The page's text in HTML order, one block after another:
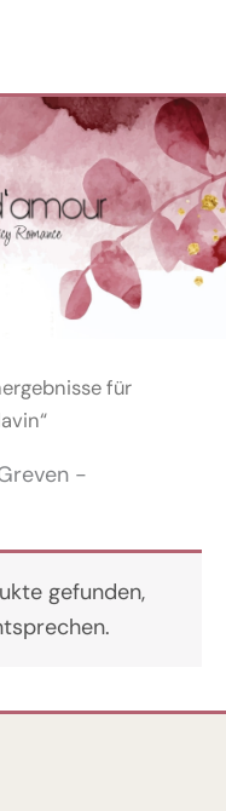
für
-
gefunden,